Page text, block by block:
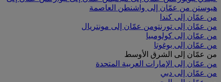
هيوستن من عمّان إلى واشنطن العاصمة
من عمّان إلى كندا
من عمّان إلى تورنتومن عمّان إلى مونتريال
من عمّان إلى كولومبيا
من عمّان إلى بوغوتا
من عمّان إلى الشرق الأوسط
من عمّان إلى الإمارات العربية المتحدة
من عمّان إلى دبي